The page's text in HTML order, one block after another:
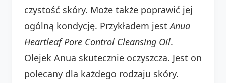
czystość skóry. Może także poprawić jej
ogólną kondycję. Przykładem jestAnua
Heartleaf Pore Control Cleansing Oil.
Olejek Anua skutecznie oczyszcza. Jest on
polecany dla każdego rodzaju skóry.